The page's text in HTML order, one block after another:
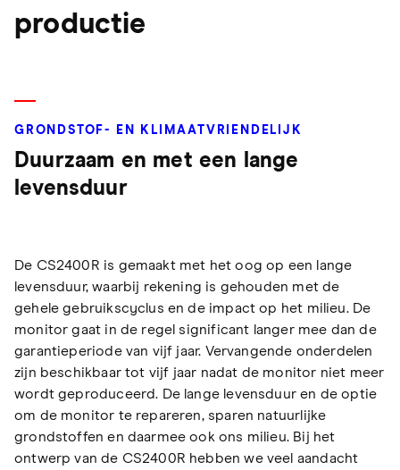
productie
GRONDSTOF- EN KLIMAATVRIENDELIJK
Duurzaam en met een lange
levensduur
De CS2400R is gemaakt met het oog op een lange
levensduur, waarbij rekening is gehouden met de
gehele gebruikscyclus en de impact op het milieu. De
monitor gaat in de regel significant langer mee dan de
garantieperiode van vijf jaar. Vervangende onderdelen
zijn beschikbaar tot vijf jaar nadat de monitor niet meer
wordt geproduceerd. De lange levensduur en de optie
om de monitor te repareren, sparen natuurlijke
grondstoffen en daarmee ook ons milieu. Bij het
ontwerp van de CS2400R hebben we veel aandacht